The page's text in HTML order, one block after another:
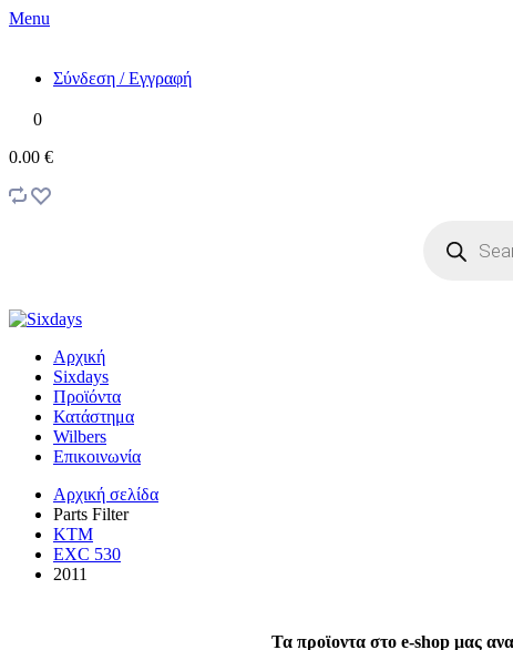
Menu
Σύνδεση / Εγγραφή
0
0.00 €
search
Αρχική
Sixdays
Προϊόντα
Κατάστημα
Wilbers
Επικοινωνία
Αρχική σελίδα
Parts Filter
KTM
EXC 530
2011
Τα προϊοντα στο e-shop μας